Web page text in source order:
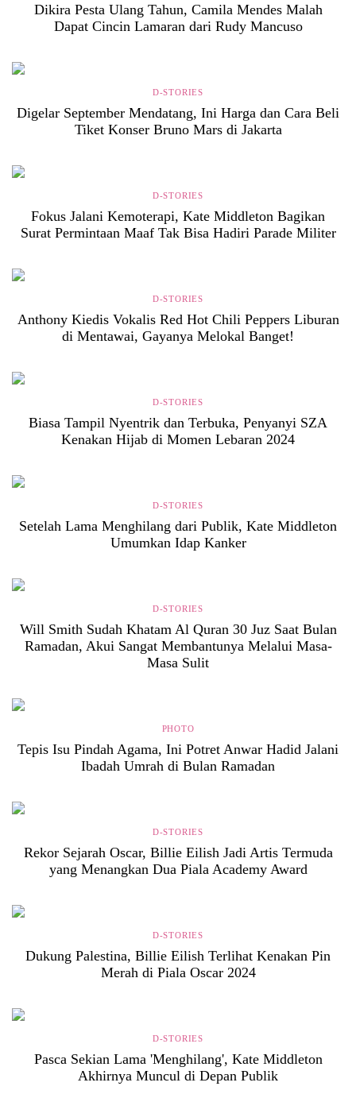
Dikira Pesta Ulang Tahun, Camila Mendes Malah
Dapat Cincin Lamaran dari Rudy Mancuso
D-STORIES
Digelar September Mendatang, Ini Harga dan Cara Beli
Tiket Konser Bruno Mars di Jakarta
D-STORIES
Fokus Jalani Kemoterapi, Kate Middleton Bagikan
Surat Permintaan Maaf Tak Bisa Hadiri Parade Militer
D-STORIES
Anthony Kiedis Vokalis Red Hot Chili Peppers Liburan
di Mentawai, Gayanya Melokal Banget!
D-STORIES
Biasa Tampil Nyentrik dan Terbuka, Penyanyi SZA
Kenakan Hijab di Momen Lebaran 2024
D-STORIES
Setelah Lama Menghilang dari Publik, Kate Middleton
Umumkan Idap Kanker
D-STORIES
Will Smith Sudah Khatam Al Quran 30 Juz Saat Bulan
Ramadan, Akui Sangat Membantunya Melalui Masa-
Masa Sulit
PHOTO
Tepis Isu Pindah Agama, Ini Potret Anwar Hadid Jalani
Ibadah Umrah di Bulan Ramadan
D-STORIES
Rekor Sejarah Oscar, Billie Eilish Jadi Artis Termuda
yang Menangkan Dua Piala Academy Award
D-STORIES
Dukung Palestina, Billie Eilish Terlihat Kenakan Pin
Merah di Piala Oscar 2024
D-STORIES
Pasca Sekian Lama 'Menghilang', Kate Middleton
Akhirnya Muncul di Depan Publik